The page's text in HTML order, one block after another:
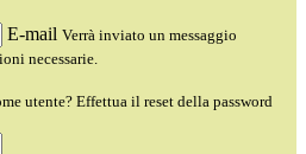
E-mail Verrà inviato un messaggio
necessarie.
utente? Effettua il reset della password